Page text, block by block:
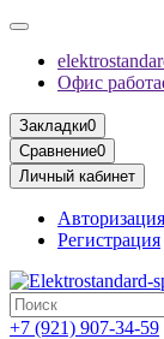
Офис
Закладки0
Сравнение0
Личный кабинет
Авторизация
Регистрация
+7 (921) 907-34-59